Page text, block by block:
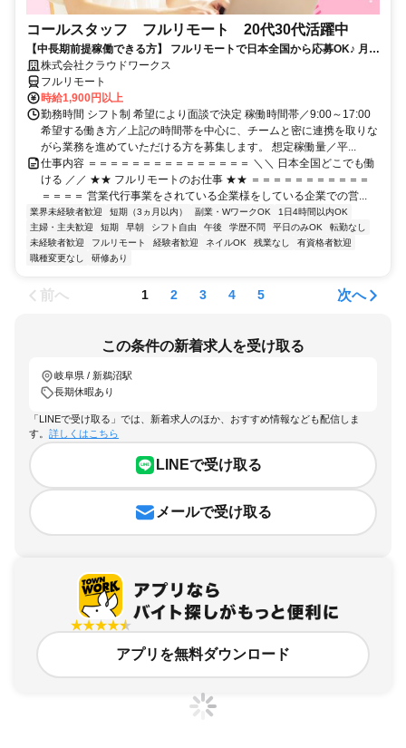
コールスタッフ フルリモート 20代30代活躍中
【中長期前提稼働できる方】 フルリモートで日本全国から応募OK♪ 月稼
働80時間で安定収入！
株式会社クラウドワークス
フルリモート
時給1,900円以上
勤務時間 シフト制 希望により面談で決定 稼働時間帯／9:00～17:00
希望する働き方／上記の時間帯を中心に、チームと密に連携を取りな
がら業務を進めていただける方を募集します。 想定稼働量／平...
仕事内容 ＝＝＝＝＝＝＝＝＝＝＝＝＝＝＝ ＼＼ 日本全国どこでも働
ける ／／ ★★ フルリモートのお仕事 ★★ ＝＝＝＝＝＝＝＝＝＝＝
＝＝＝＝ 営業代行事業をされている企業様をしている企業での営...
業界未経験者歓迎 短期（3ヵ月以内） 副業・WワークOK
1日4時間以内OK
主婦・主夫歓迎
短期 早朝 シフト自由 午後 学歴不問 平日のみOK
転勤なし
未経験者歓迎
フルリモート 経験者歓迎 ネイルOK 残業なし
有資格者歓迎
職種変更なし
研修あり
前へ 1 2 3 4 5 次へ
この条件の新着求人を受け取る
岐阜県 / 新鵜沼駅
長期休暇あり
「LINEで受け取る」では、新着求人のほか、おすすめ情報なども配信しま
す。 詳しくはこちら
LINEで受け取る
メールで受け取る
アプリを無料ダウンロード